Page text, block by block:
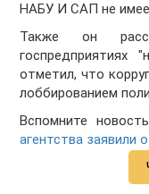
НАБУ И САП не
Также он
госпредприятиях
отметил, что
лоббированием
Вспомните
агентства заявили